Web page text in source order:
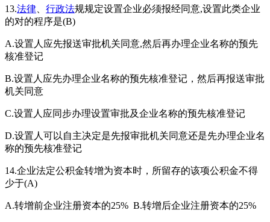
13.法律 行政法规规定设置企业必须报经同意,设置此类企业
的对的程序是(B)
A.设置人应先报送审批机关同意,然后再办理企业名称的预先
核准登记
B.设置人应先办理企业名称的预先核准登记，然后再报送审批
机关同意
C.设置人应同步办理设置审批及企业名称的预先核准登记
D.设置人可以自主决定是先报审批机关同意还是先办理企业名
称的预先核准登记
14.企业法定公积金转增为资本时，所留存的该项公积金不得
少于(A)
A.转增前企业注册资本的25% B.转增后企业注册资本的25%